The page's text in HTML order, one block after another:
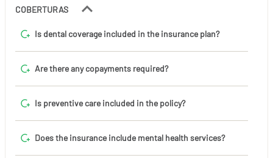
COBERTURAS
Is dental coverage included in the insurance plan?
Are there any copayments required?
Is preventive care included in the policy?
Does the insurance include mental health services?